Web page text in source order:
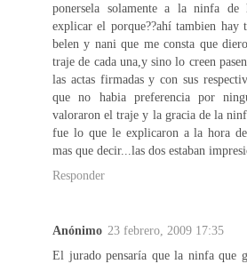
ponersela solamente a la ninfa de
explicar el porque??ahí tambien hay
belen y nani que me consta que
traje de cada una,y sino lo creen
las actas firmadas y con sus
que no habia preferencia por
valoraron el traje y la gracia de la
fue lo que le explicaron a la hora
mas que decir...las dos estaban
Responder
Anónimo 23 febrero, 2009 17:35
El jurado pensaría que la ninfa que